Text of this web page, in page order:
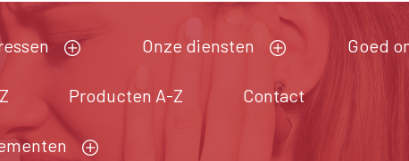
Onze diensten Goed
Producten A-Z Contact